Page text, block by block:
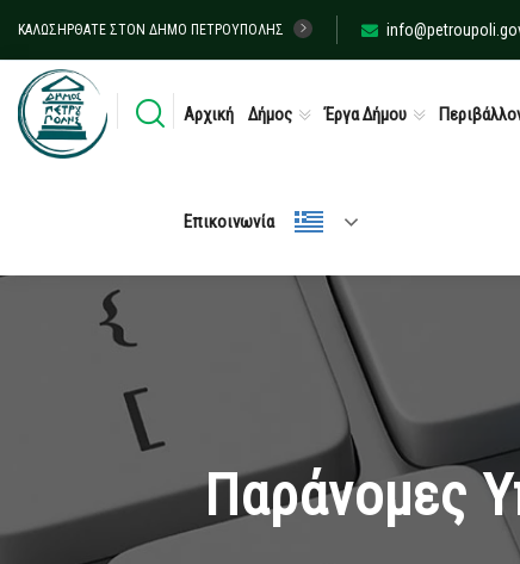
ΚΑΛΩΣΉΡΘΑΤΕ ΣΤΟΝ ΔΉΜΟ ΠΕΤΡΟΎΠΟΛΗΣ
Αρχική Δήμος Έργα Δήμου
Επικοινωνία
Παράνομες